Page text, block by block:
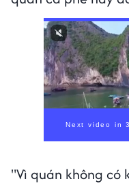
"Vì quán không có